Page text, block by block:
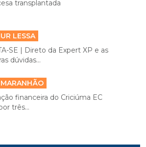
transplantada
LESSA
SE | Direto da Expert XP e as
dúvidas...
financeira do Criciúma EC
três...